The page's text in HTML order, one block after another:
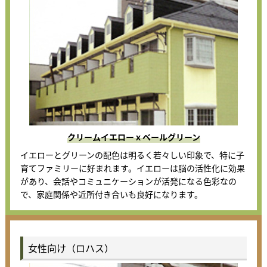
クリームイエローｘベールグリーン
イエローとグリーンの配色は明るく若々しい印象で、特に子
育てファミリーに好まれます。イエローは脳の活性化に効果
があり、会話やコミュニケーションが活発になる色彩なの
で、家庭関係や近所付き合いも良好になります。
女性向け（ロハス）